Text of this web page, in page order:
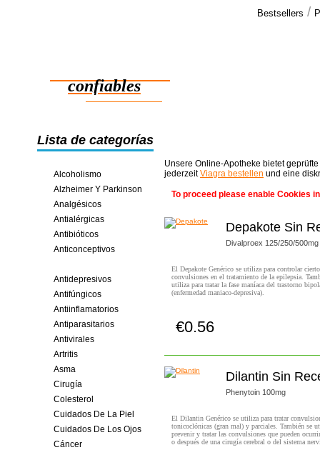
Bestsellers /
confiables
ahorros en línea
Lista de categorías
Alcoholismo
Alzheimer Y Parkinson
Analgésicos
Antialérgicas
Antibióticos
Anticonceptivos
Antidepresivos
Antifúngicos
Antiinflamatorios
Antiparasitarios
Antivirales
Artritis
Asma
Cirugía
Colesterol
Cuidados De La Piel
Cuidados De Los Ojos
Cáncer
Unsere Online-Apotheke bietet
jederzeitViagra bestellen und eine
To proceed please enable Cookies
Depakote Sin
Divalproex 125/250/500mg
El Depakote Genérico se utiliza para controlar
convulsiones en el tratamiento de la epilepsia.
utiliza para tratar la fase maníaca del trastorno
(enfermedad maniaco-depresiva).
€0.56
Dilantin Sin
Phenytoin 100mg
El Dilantin Genérico se utiliza para tratar
tonicoclónicas (gran mal) y parciales. También se
prevenir y tratar las convulsiones que pueden
o después de una cirugía cerebral o del sistema